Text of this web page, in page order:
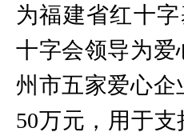
为福建省红十
十字会领导为
州市五家爱心
50万元，用于